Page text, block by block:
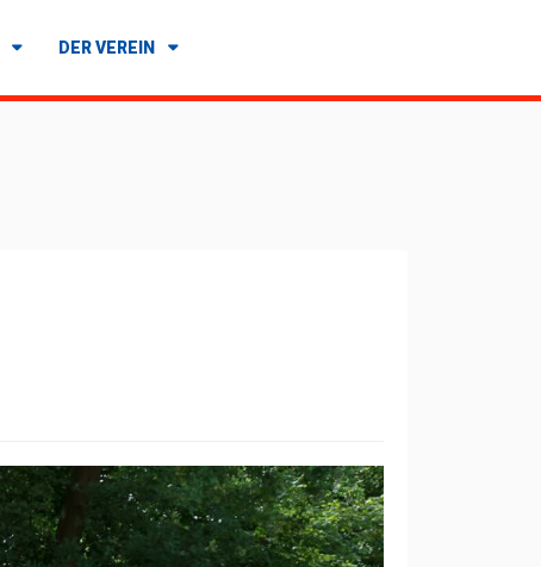
DER VEREIN